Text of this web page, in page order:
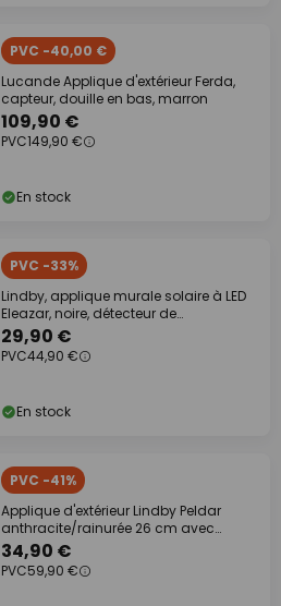
PVC -40,00 €
Lucande Applique d'extérieur Ferda,
capteur, douille en bas, marron
109,90 €
PVC149,90 €
En stock
PVC -33%
Lindby, applique murale solaire à LED
Eleazar, noire, détecteur de
mouvement, à
29,90 €
PVC44,90 €
En stock
PVC -41%
Applique d'extérieur Lindby Peldar
anthracite/rainurée 26 cm avec
capteur
34,90 €
PVC59,90 €